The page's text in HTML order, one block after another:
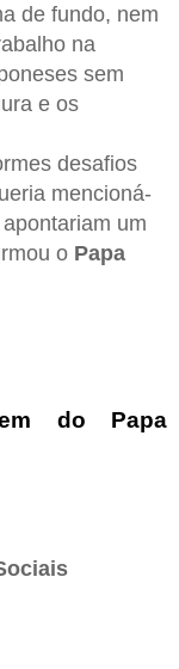
de fundo, nem
na
sem
e os
desafios
mencioná-
um
o Papa
do Papa